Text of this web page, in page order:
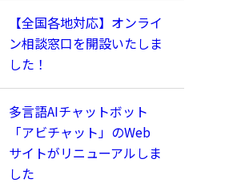
【全国各地対応】オンライ
ン相談窓口を開設いたしま
した！
多言語AIチャットボット
「アビチャット」のWeb
サイトがリニューアルしま
した